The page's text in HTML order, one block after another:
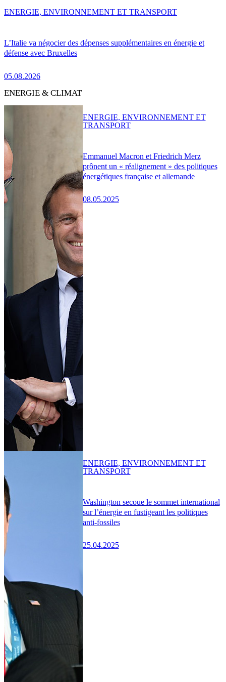
L’Italie va négocier des dépenses supplémentaires en énergie et
défense avec Bruxelles
05.08.2026
ENERGIE, ENVIRONNEMENT ET TRANSPORT
ENERGIE & CLIMAT
Emmanuel Macron et Friedrich Merz
prônent un « réalignement » des politiques
énergétiques française et allemande
08.05.2025
ENERGIE, ENVIRONNEMENT ET
TRANSPORT
Washington secoue le sommet international
sur l’énergie en fustigeant les politiques
anti-fossiles
25.04.2025
ENERGIE, ENVIRONNEMENT ET
TRANSPORT